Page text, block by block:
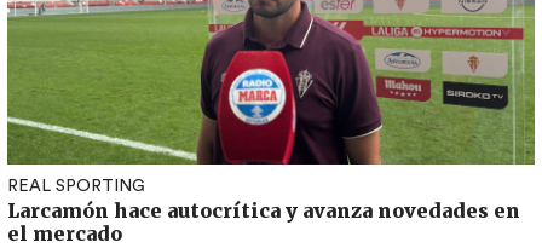
REAL SPORTING
Larcamón hace autocrítica y avanza novedades en
el mercado